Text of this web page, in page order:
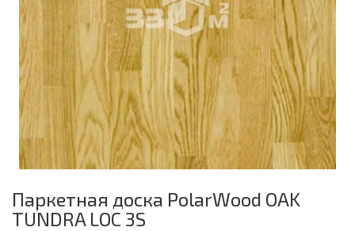
Паркетная доска PolarWood OAK
TUNDRA LOC 3S